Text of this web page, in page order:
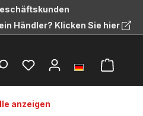
Händler? Klicken Sie hier
anzeigen